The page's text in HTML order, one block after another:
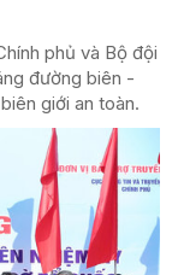
phủ và Bộ đội
đường biên -
giới an toàn.